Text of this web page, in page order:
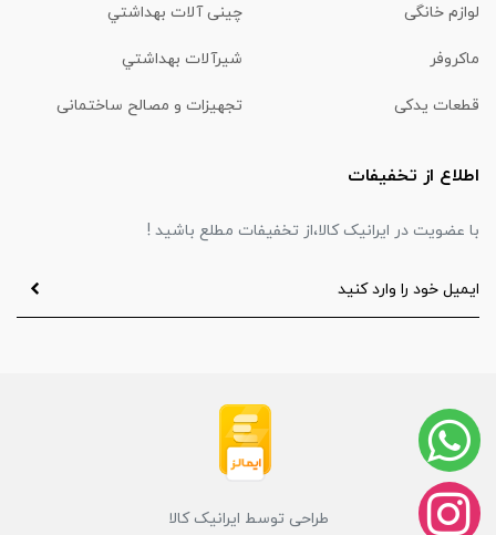
لوازم خانگی چینی آلات بهداشتي
ماكروفر شیرآلات بهداشتي
قطعات یدکی تجهیزات و مصالح ساختمانی
اطلاع از تخفیفات
با عضویت در ایرانیک کالا،از تخفیفات مطلع باشید !
طراحی توسط ایرانیک کالا